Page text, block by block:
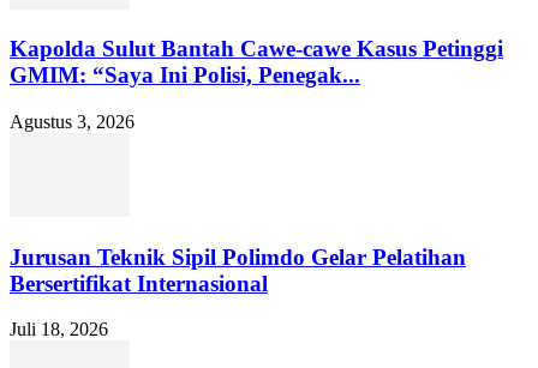
Kapolda Sulut Bantah Cawe-cawe Kasus Petinggi
GMIM: “Saya Ini Polisi, Penegak...
Agustus 3, 2026
Jurusan Teknik Sipil Polimdo Gelar Pelatihan
Bersertifikat Internasional
Juli 18, 2026